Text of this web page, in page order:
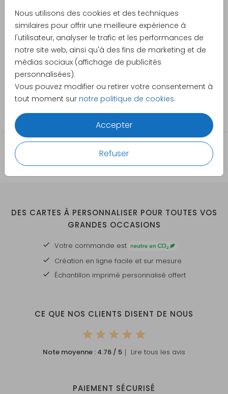
Nous utilisons des cookies et des techniques
similaires pour offrir une meilleure expérience à
l'utilisateur, analyser le trafic et les performances de
notre site web, ainsi qu'à des fins de marketing et de
médias sociaux (affichage de publicités
personnalisées).
Vous pouvez modifier ou retirer votre consentement à
tout moment sur notre politique de cookies.
Accepter
Refuser
Description
Invitation anniversaire mariage ton bleu-gris avec
photos
Créateur
Pretty Orange
Catégorie
À personnaliser
DES CARTES À PERSONNALISER POUR TOUTES VOS
GRANDES OCCASIONS
Votre commande est
Création en ligne facile et sur mesure
Échantillon imprimé personnalisé offert
CE QUE NOS CLIENTS DISENT DE NOUS
Note moyenne : 4.76 / 5 ｜ Lire tous les avis
PAIEMENT SÉCURISÉ